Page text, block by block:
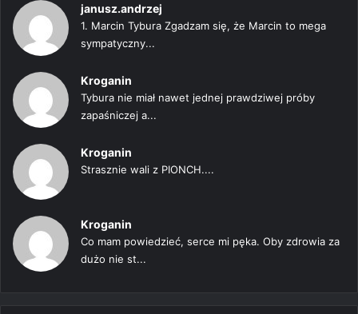
janusz.andrzej
1. Marcin Tybura Zgadzam się, że Marcin to mega
sympatyczny...
Kroganin
Tybura nie miał nawet jednej prawdziwej próby
zapaśniczej a...
Kroganin
Strasznie wali z PIONCH....
Kroganin
Co mam powiedzieć, serce mi pęka. Oby zdrowia za
dużo nie st...